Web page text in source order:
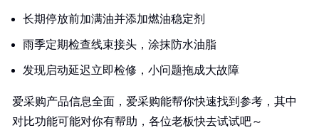
长期停放前加满油并添加燃油稳定剂
雨季定期检查线束接头，涂抹防水油脂
发现启动延迟立即检修，小问题拖成大故障
爱采购产品信息全面，爱采购能帮你快速找到参考，其中
对比功能可能对你有帮助，各位老板快去试试吧～